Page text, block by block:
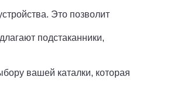
Это позволит
подстаканники,
вашей каталки, которая